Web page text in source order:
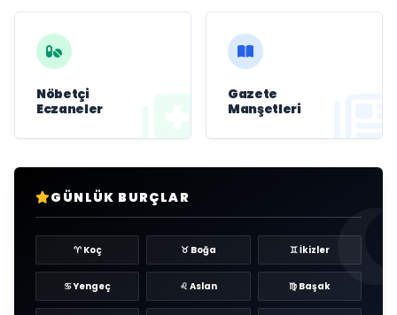
Nöbetçi
Eczaneler
Gazete
Manşetleri
GÜNLÜK BURÇLAR
♈ Koç ♉ Boğa ♊ İkizler
♋ Yengeç ♌ Aslan ♍ Başak